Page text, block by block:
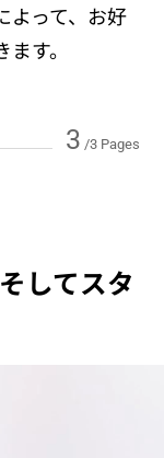
よって、お好
す。
3 /3 Pages
してスタ